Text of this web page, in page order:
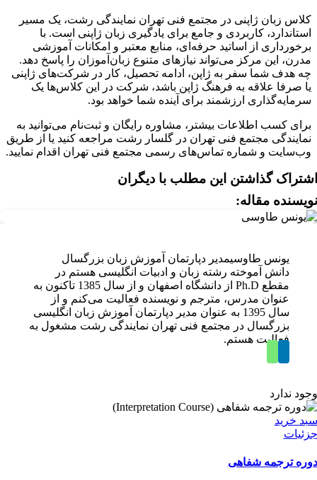
کلاس زبان ژاپنی در مجتمع فنی تهران نمایندگی رشت، یک مسیر
استاندارد، کاربردی و جامع برای یادگیری زبان ژاپنی است. با
برخورداری از اساتید حرفه‌ای، منابع معتبر و امکانات آموزشی
مدرن، این مرکز می‌تواند نیازهای متنوع زبان‌آموزان را پاسخ دهد.
چه هدف شما سفر به ژاپن، ادامه تحصیل، کار در شرکت‌های ژاپنی
یا صرفا علاقه به فرهنگ ژاپن باشد، شرکت در این کلاس‌ها یک
سرمایه‌گذاری ارزشمند برای آینده شما خواهد بود.
برای کسب اطلاعات بیشتر، مشاوره رایگان و ثبت‌نام می‌توانید به
نمایندگی مجتمع فنی تهران در گلسار رشت مراجعه کنید یا از طریق
وب‌سایت و شماره تماس‌های رسمی مجتمع فنی تهران اقدام نمایید.
گذاشتن این مطلب با دیگران
مقاله:
یونس طاوسیمدیر دپارتمان آموزش زبان بزرگسال
دانش آموخته رشته زبان و ادبیات انگلیسی هستم در
مقطع Ph.D از دانشگاه اصفهان و از سال 1385 تاکنون به
عنوان مدرس، مترجم و نویسنده فعالیت می‌کنم و از
سال 1395 به عنوان مدیر دپارتمان آموزش زبان انگلیسی
بزرگسال در مجتمع فنی تهران نمایندگی رشت مشغول به
فعالیت هستم.
ندارد
خرید
ترجمه شفاهی